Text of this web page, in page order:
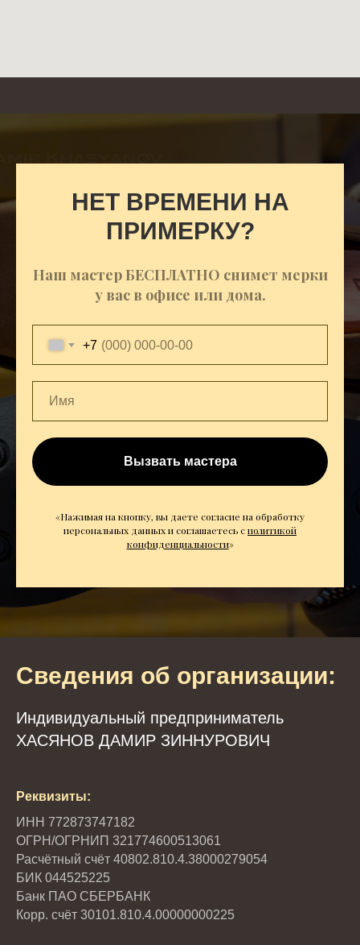
НЕТ ВРЕМЕНИ НА
ПРИМЕРКУ?
Наш мастер БЕСПЛАТНО снимет мерки
у вас в офисе или дома.
+7
Вызвать мастера
«Нажимая на кнопку, вы даете согласие на обработку
персональных данных и соглашаетесь cполитикой
конфиденциальности»
Сведения об организации:
Индивидуальный предприниматель
ХАСЯНОВ ДАМИР ЗИННУРОВИЧ
Реквизиты:
ИНН 772873747182
ОГРН/ОГРНИП 321774600513061
Расчётный счёт 40802.810.4.38000279054
БИК 044525225
Банк ПАО СБЕРБАНК
Корр. счёт 30101.810.4.00000000225